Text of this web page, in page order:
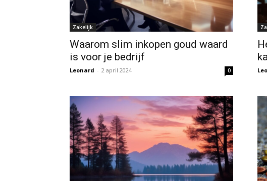
Zakelijk
Waarom slim inkopen goud waard
is voor je bedrijf
Leonard - 2 april 2024 0